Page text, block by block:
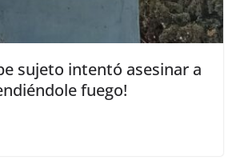
sujeto intentó asesinar a
fuego!